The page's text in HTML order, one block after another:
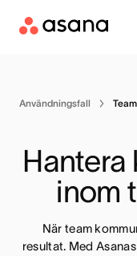
Användningsfall
Hantera
inom
När team
resultat. Med